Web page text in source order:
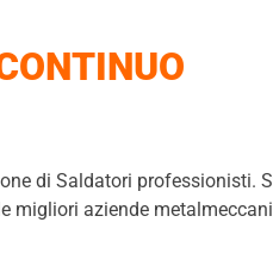
di Saldatori professionisti.
migliori aziende